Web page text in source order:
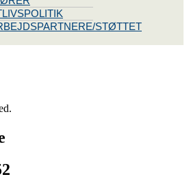
STØTTET